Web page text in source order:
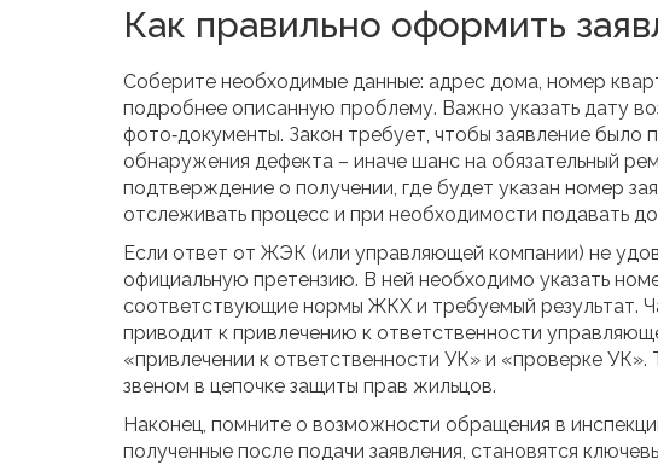
Как правильно оформить
Соберите необходимые данные: адрес дома, номер
подробнее описанную проблему. Важно указать дату
фото‑документы. Закон требует, чтобы заявление было
обнаружения дефекта – иначе шанс на обязательный
подтверждение о получении, где будет указан номер
отслеживать процесс и при необходимости подавать
Если ответ от ЖЭК (или управляющей компании) не
официальную претензию. В ней необходимо указать
соответствующие нормы ЖКХ и требуемый результат.
приводит к привлечению к ответственности
«привлечении к ответственности УК» и «проверке
звеном в цепочке защиты прав жильцов.
Наконец, помните о возможности обращения в
полученные после подачи заявления, становятся